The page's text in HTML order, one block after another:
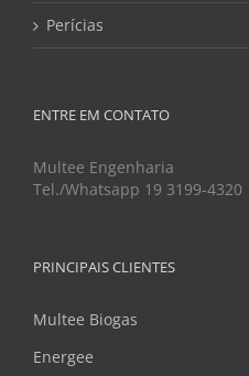
Perícias
ENTRE EM CONTATO
Multee Engenharia
Tel./Whatsapp 19 3199-4320
PRINCIPAIS CLIENTES
Multee Biogas
Energee